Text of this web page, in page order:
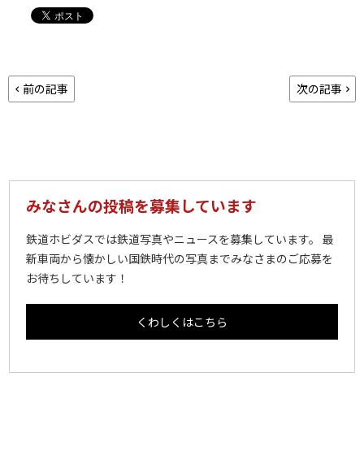
前の記事 次の記事
みなさんの投稿を募集しています
鉄道ホビダスでは鉄道写真やニュースを募集しています。 最
新車両から懐かしい国鉄時代の写真までみなさまのご応募を
お待ちしています！
くわしくはこちら